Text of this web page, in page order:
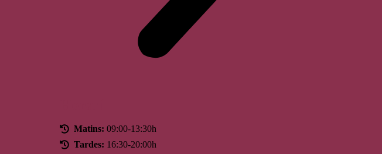
Matins: 09:00-13:30h
Tardes: 16:30-20:00h